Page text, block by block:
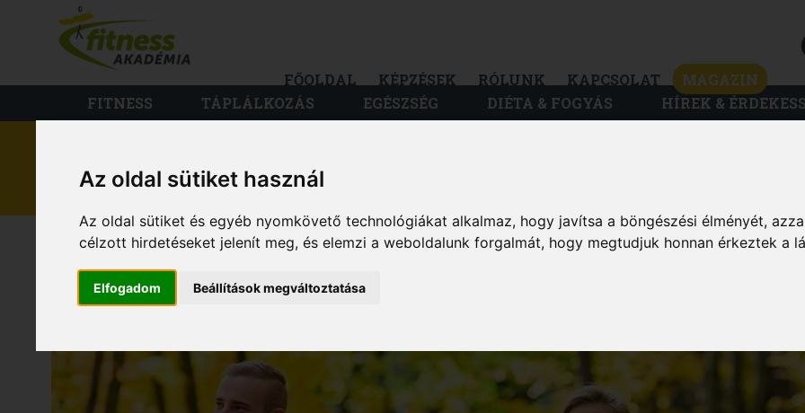
Az oldal sütiket használ
Az oldal sütiket és egyéb nyomkövető technológiákat alkalmaz, hogy javítsa a böngészési élményét,
célzott hirdetéseket jelenít meg, és elemzi a weboldalunk forgalmát, hogy megtudjuk honnan érkeztek a
Elfogadom Beállítások megváltoztatása
FŐOLDAL KÉPZÉSEK RÓLUNK KAPCSOLAT
MAGAZIN
FITNESS
TÁPLÁLKOZÁS EGÉSZSÉG DIÉTA & FOGYÁS HÍREK &
EGÉSZSÉG
GONDOLTAD VOLNA? EZ A SPORT A
LEGJOBB A SZÍVNEK